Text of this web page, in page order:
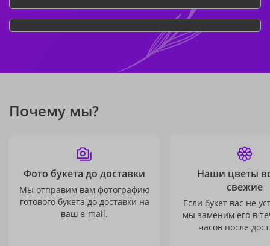
Почему мы?
Фото букета до доставки
Мы отправим вам фотографию
готового букета до доставки на
ваш e-mail.
Наши цветы
свежие
Если букет вас не
мы заменим его в
часов после